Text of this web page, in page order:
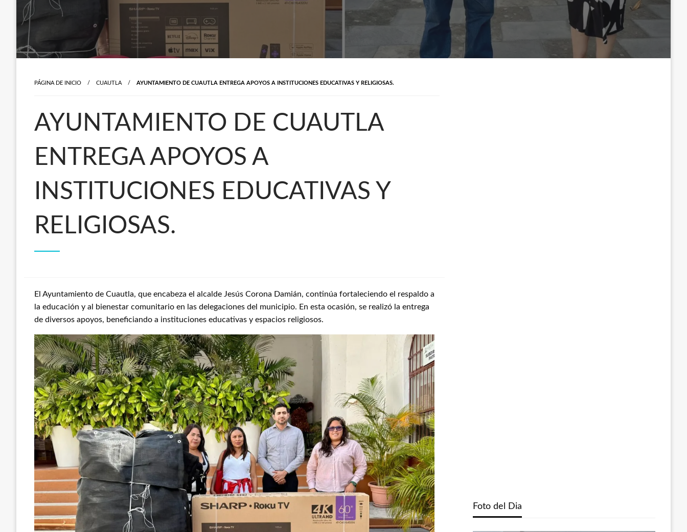
PÁGINA DE INICIO CUAUTLA AYUNTAMIENTO DE CUAUTLA ENTREGA APOYOS A INSTITUCIONES EDUCATIVAS Y RELIGIOSAS.
AYUNTAMIENTO DE CUAUTLA
ENTREGA APOYOS A
INSTITUCIONES EDUCATIVAS Y
RELIGIOSAS.
El Ayuntamiento de Cuautla, que encabeza el alcalde Jesús Corona Damián, continúa fortaleciendo el respaldo a
la educación y al bienestar comunitario en las delegaciones del municipio. En esta ocasión, se realizó la entrega
de diversos apoyos, beneficiando a instituciones educativas y espacios religiosos.
Foto del Dia